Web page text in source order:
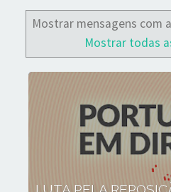
Mostrar mensagens com
Mostrar todas